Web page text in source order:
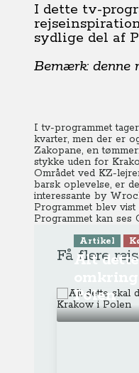
I dette tv-
sydlige del af
Bemærk: denne
I tv-programmet
kvarter, men der er
Zakopane, en
stykke uden for
Området ved KZ-
barsk oplevelse, er
interessante by
Programmet blev
Programmet kan
Få flere
Artikel
Alt
Polen